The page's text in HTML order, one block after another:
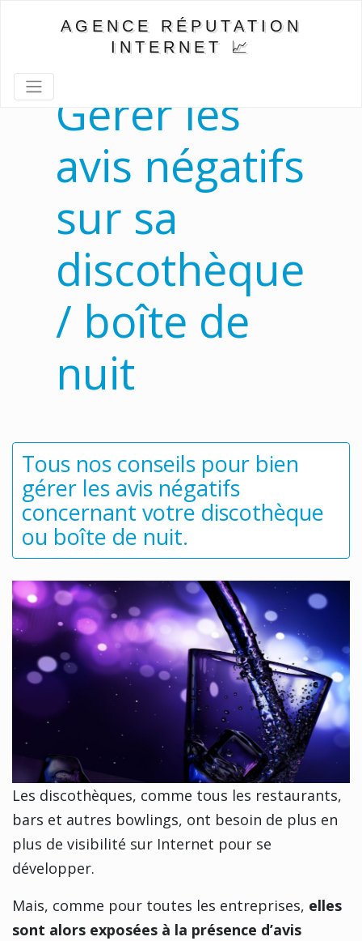
AGENCE RÉPUTATION
INTERNET 📈
Gérer les
avis négatifs
sur sa
discothèque
/ boîte de
nuit
Tous nos conseils pour bien
gérer les avis négatifs
concernant votre discothèque
ou boîte de nuit.
Les discothèques, comme tous les restaurants,
bars et autres bowlings, ont besoin de plus en
plus de visibilité sur Internet pour se
développer.
Mais, comme pour toutes les entreprises, elles
sont alors exposées à la présence d’avis